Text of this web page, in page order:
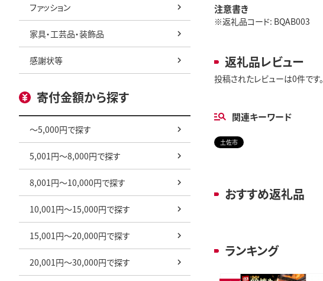
ファッション
家具・工芸品・装飾品
感謝状等
寄付金額から探す
～5,000円で探す
5,001円～8,000円で探す
8,001円～10,000円で探す
10,001円～15,000円で探す
15,001円～20,000円で探す
20,001円～30,000円で探す
注意書き
※返礼品コード: BQAB003
返礼品レビュー
投稿されたレビューは0件です。
関連キーワード
土佐市
おすすめ返礼品
ランキング